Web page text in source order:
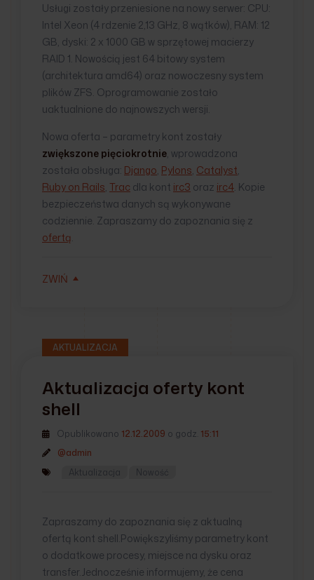
Usługi zostały przeniesione na nowy serwer: CPU:
Intel Xeon (4 rdzenie 2,13 GHz, 8 wątków), RAM: 12
GB, dyski: 2 x 1000 GB w sprzętowej macierzy
RAID 1. Nowością jest 64 bitowy system
(architektura amd64) oraz nowoczesny system
plików ZFS. Oprogramowanie zostało
uaktualnione do najnowszych wersji.
Nowa oferta – parametry kont zostały
zwiększone pięciokrotnie , wprowadzona
została obsługa: Django Pylons Catalyst
Ruby on Rails Trac dla kont irc3 oraz irc4 . Kopie
bezpieczeństwa danych są wykonywane
codziennie. Zapraszamy do zapoznania się z
ofertą
ZWIŃ
AKTUALIZACJA
Aktualizacja oferty kont
shell
Opublikowano 12.12.2009 o godz. 15:11
@admin
Aktualizacja
Nowość
Zapraszamy do zapoznania się z aktualną
ofertą kont shell.Powiększyliśmy parametry kont
o dodatkowe procesy, miejsce na dysku oraz
transfer.Jednocześnie informujemy, że cena